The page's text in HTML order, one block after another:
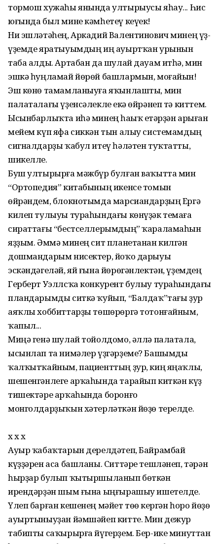
тормош хужаһы янында ултырыусы яһау... Һис
юғында был мине кәмһетеү кеүек!
Ни эшләтәһең, Аркадий Валентинович минең үҙ-
үҙемде яратыуымдың иң ауыртҡан урынын
таба алды. Артабан да шулай дауам итһә, мин
эшкә һуңламай йөрөй башлармын, моғайын!
Эш көнө тамамланыуға яҡынлашты, мин
палаталағы үҙенсәлекле еҫкә өйрәнеп тә киттем.
Ысынбарлыҡта иһә минең һаҫыҡ еҫтәрҙән арыған
мейем күп яфа сиккән тын алыу системамдың
сигналдарҙы ҡабул итеү һәләтен туҡтатты,
шикелле.
Буш ултырырға мәжбүр булған ваҡытта мин
“Ортопедия” китабының икенсе томын
өйрәндем, блокнотымда марсиандарҙың Ергә
килеп тулыуы тураһындағы көнүҙәк темаға
сираттағы “бестселлерымдың” ҡараламаһын
яҙҙым. Әммә минең сит планетанан килгән
дошмандарым нисектер, йоҡо дарыуы
эскәндәгеләй, яй ғына йөрөгәнлектән, үҙемдең
Герберт Уэллсҡа конкурент булыу тураһындағы
пландарымды ситкә ҡуйып, “Балдаҡ”тағы ҙур
аяҡлы хоббиттарҙы төшөрөргә тотонғайным,
ҡапыл...
Миңә генә шулай тойолдомо, әллә палатала,
ысынлап та нимәлер үҙгәрҙеме? Башымды
ҡалҡытҡайным, пациенттың ҙур, киң яңаҡлы,
шешенгәнлеге арҡаһында тарайып киткән күҙ
тишектәре арҡаһында боронғо
монголдарҙыҡын хәтерләткән йөҙө терелде.
х х х
Ауыр ҡабаҡтарын дерелдәтеп, Байрамбай
күҙҙәрен аса башланы. Ситтәре тешләнеп, тәрән
һырҙар булып ҡытыршыланып бөткән
ирендәрҙән шым ғына ыңғырашыу ишетелде.
Үлеп барған кешенең мәйет төҫө кергән һоро йөҙө
ауыртыныуҙан йәмшәйеп китте. Мин дежур
табипты саҡырырға йүгерҙем. Бер-ике минуттан